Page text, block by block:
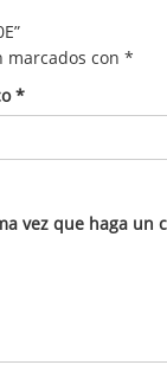
marcados con *
*
vez que haga un